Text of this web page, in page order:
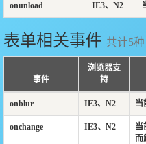
onunload IE3、N2
表单相关事件 共计5种
事件
浏览器支
持
onblur IE3、N2 当
onchange IE3、N2
当
而